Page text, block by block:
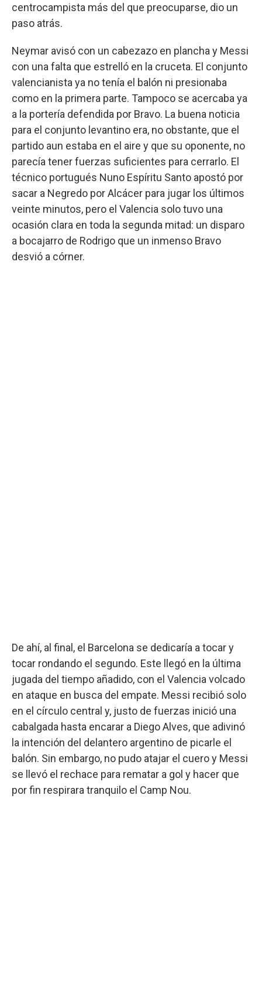
centrocampista más del que preocuparse, dio un
paso atrás.
Neymar avisó con un cabezazo en plancha y Messi
con una falta que estrelló en la cruceta. El conjunto
valencianista ya no tenía el balón ni presionaba
como en la primera parte. Tampoco se acercaba ya
a la portería defendida por Bravo. La buena noticia
para el conjunto levantino era, no obstante, que el
partido aun estaba en el aire y que su oponente, no
parecía tener fuerzas suficientes para cerrarlo. El
técnico portugués Nuno Espíritu Santo apostó por
sacar a Negredo por Alcácer para jugar los últimos
veinte minutos, pero el Valencia solo tuvo una
ocasión clara en toda la segunda mitad: un disparo
a bocajarro de Rodrigo que un inmenso Bravo
desvió a córner.
De ahí, al final, el Barcelona se dedicaría a tocar y
tocar rondando el segundo. Este llegó en la última
jugada del tiempo añadido, con el Valencia volcado
en ataque en busca del empate. Messi recibió solo
en el círculo central y, justo de fuerzas inició una
cabalgada hasta encarar a Diego Alves, que adivinó
la intención del delantero argentino de picarle el
balón. Sin embargo, no pudo atajar el cuero y Messi
se llevó el rechace para rematar a gol y hacer que
por fin respirara tranquilo el Camp Nou.